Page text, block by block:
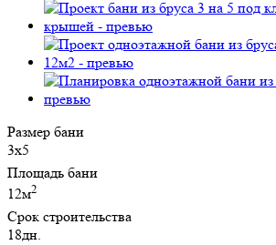
Размер бани
3х5
Площадь бани
12м2
Срок строительства
18дн.